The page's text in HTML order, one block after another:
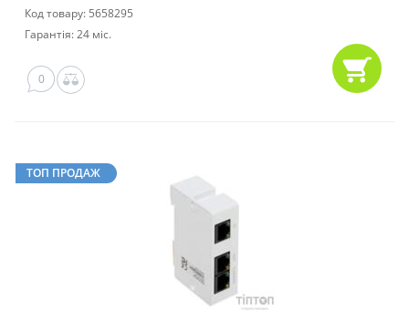
Код товару: 5658295
Гарантія: 24 міс.
0
ТОП ПРОДАЖ